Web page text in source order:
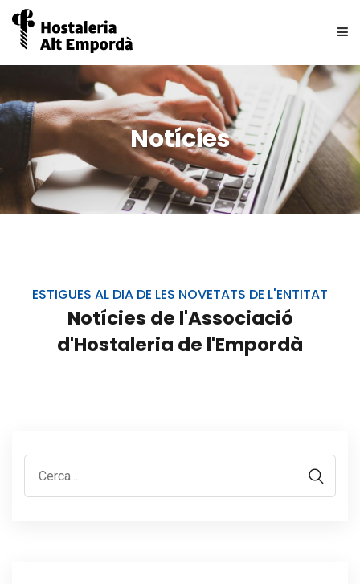
ASSOCIATS
NOTICIES
CONTACTE
Notícies
ESTIGUES AL DIA DE LES NOVETATS DE L'ENTITAT
Notícies de l'Associació
d'Hostaleria de l'Empordà